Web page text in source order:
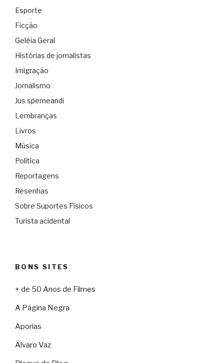
Esporte
Ficção
Geléia Geral
Histórias de jornalistas
Imigração
Jornalismo
Jus sperneandi
Lembranças
Livros
Música
Política
Reportagens
Resenhas
Sobre Suportes Físicos
Turista acidental
BONS SITES
+ de 50 Anos de Filmes
A Página Negra
Aporias
Álvaro Vaz